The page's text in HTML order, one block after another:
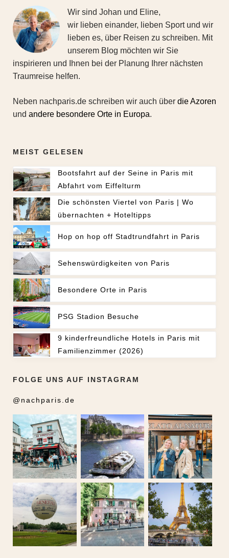
Wir sind Johan und Eline,
wir lieben einander, lieben Sport und wir
lieben es, über Reisen zu schreiben. Mit
unserem Blog möchten wir Sie
inspirieren und Ihnen bei der Planung Ihrer nächsten
Traumreise helfen.
Neben nachparis.de schreiben wir auch über die Azoren
und andere besondere Orte in Europa.
MEIST GELESEN
Bootsfahrt auf der Seine in Paris mit
Abfahrt vom Eiffelturm
Die schönsten Viertel von Paris | Wo
übernachten + Hoteltipps
Hop on hop off Stadtrundfahrt in Paris
Sehenswürdigkeiten von Paris
Besondere Orte in Paris
PSG Stadion Besuche
9 kinderfreundliche Hotels in Paris mit
Familienzimmer (2026)
FOLGE UNS AUF INSTAGRAM
@nachparis.de